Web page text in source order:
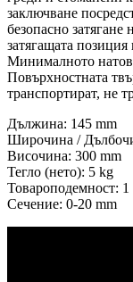
заключване
безопасно
затягащата позиция
Минималното
Повърхностната
транспортират, не
Дължина: 145 mm
Широчина /
Височина: 300 mm
Тегло (нето): 5 kg
Товароподемност: 1
Сечение: 0-20 mm